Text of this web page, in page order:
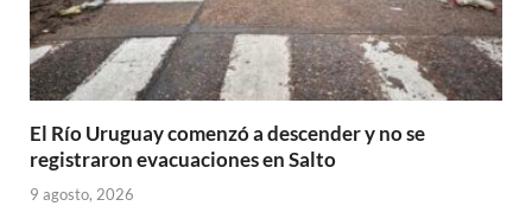
El Río Uruguay comenzó a descender y no se
registraron evacuaciones en Salto
9 agosto, 2026